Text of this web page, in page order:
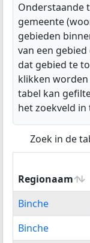
Onderstaande
gemeente
gebieden
van een
dat gebied te
klikken
tabel kan
het zoekveld in
Zoek in de
Regionaam
Regionaam
Binche
Binche